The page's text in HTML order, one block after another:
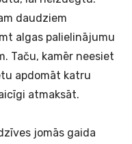
daudziem
algas palielinājumu
Taču, kamēr neesiet
apdomāt katru
atmaksāt.
jomās gaida